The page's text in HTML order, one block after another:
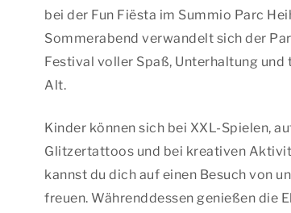
bei der Fun Fiësta im Summio Parc
Sommerabend verwandelt sich der
Festival voller Spaß, Unterhaltung
Alt.
Kinder können sich bei XXL-Spielen,
Glitzertattoos und bei kreativen
kannst du dich auf einen Besuch von
freuen. Währenddessen genießen die